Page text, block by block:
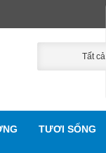
Tất cả
TƯƠI SỐNG